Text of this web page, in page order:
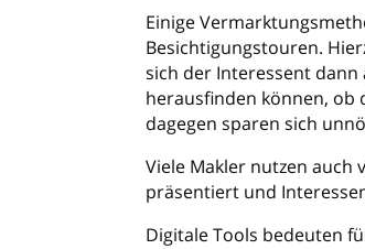
Einige
Besichtigungstouren.
sich der Interessent
herausfinden können, ob
dagegen sparen sich
Viele Makler nutzen
präsentiert und
Digitale Tools bedeuten